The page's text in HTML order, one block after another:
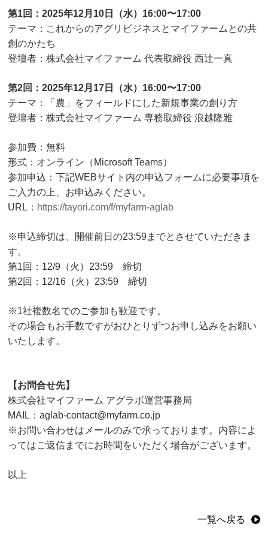
第1回：2025年12月10日（水）16:00〜17:00
テーマ：これからのアグリビジネスとマイファームとの共
創のかたち
登壇者：株式会社マイファーム 代表取締役 西辻一真
第2回：2025年12月17日（水）16:00〜17:00
テーマ：「農」をフィールドにした新規事業の創り方
登壇者：株式会社マイファーム 専務取締役 浪越隆雅
参加費：無料
形式：オンライン（Microsoft Teams）
参加申込：下記WEBサイト内の申込フォームに必要事項を
ご入力の上、お申込みください。
URL： https://tayori.com/f/myfarm-aglab
※申込締切は、開催前日の23:59までとさせていただきま
す。
第1回：12/9（火）23:59 締切
第2回：12/16（火）23:59 締切
※1社複数名でのご参加も歓迎です。
その場合もお手数ですがおひとりずつお申し込みをお願い
いたします。
【お問合せ先】
株式会社マイファーム アグラボ運営事務局
MAIL：aglab-contact@myfarm.co.jp
※お問い合わせはメールのみで承っております。内容によ
ってはご返信までにお時間をいただく場合がございます。
以上
一覧へ戻る